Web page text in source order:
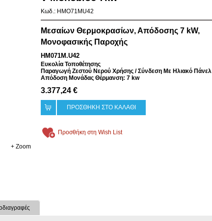
+ Zoom
Κωδ.: HMO71MU42
Μεσαίων Θερμοκρασίων, Απόδοσης 7 kW,
Μονοφασικής Παροχής
HM071M.U42
Ευκολία Τοποθέτησης
Παραγωγή Ζεστού Νερού Χρήσης / Σύνδεση Με Ηλιακό Πάνελ
Απόδοση Μονάδας Θέρμανση: 7 kw
3.377,24 €
ΠΡΟΣΘΗΚΗ ΣΤΟ ΚΑΛΑΘΙ
Προσθήκη στη Wish List